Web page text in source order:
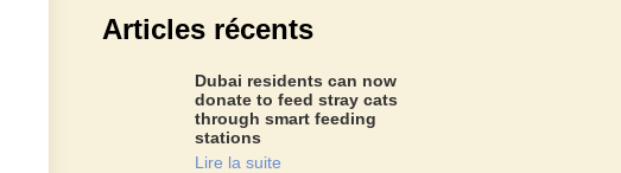
Articles récents
Dubai residents can now
donate to feed stray cats
through smart feeding
stations
Lire la suite